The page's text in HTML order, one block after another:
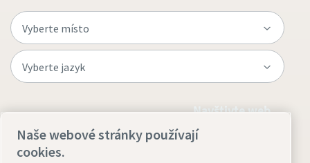
Navštivte web
Naše webové stránky používají
cookies.